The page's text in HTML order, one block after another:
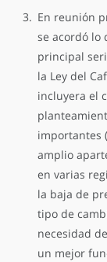
En reunión
se acordó lo
principal
la Ley del
incluyera el
importantes
amplio
en varias
la baja de
tipo de
necesidad
un mejor